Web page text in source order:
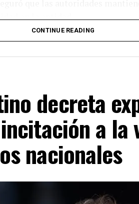
los principales polos
del presunto líder criminal.
ADVERTISEMENT
CONTINUE READING
decreta
a la
nacionales